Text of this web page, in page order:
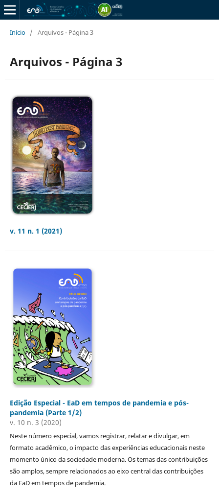
Início / Arquivos - Página 3
Arquivos - Página 3
v. 11 n. 1 (2021)
Edição Especial - EaD em tempos de pandemia e pós-
pandemia (Parte 1/2)
v. 10 n. 3 (2020)
Neste número especial, vamos registrar, relatar e divulgar, em
formato acadêmico, o impacto das experiências educacionais neste
momento único da sociedade moderna. Os temas das contribuições
são amplos, sempre relacionados ao eixo central das contribuições
da EaD em tempos de pandemia.